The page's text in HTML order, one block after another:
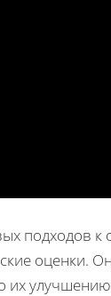
подходов
оценки.
их